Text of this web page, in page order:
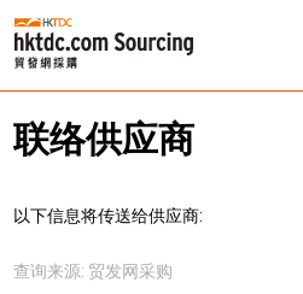
联络供应商
以下信息将传送给供应商:
查询来源: 贸发网采购